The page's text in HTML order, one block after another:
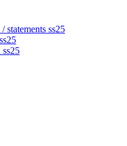
statements ss25